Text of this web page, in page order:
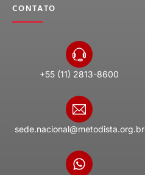
CONTATO
+55 (11) 2813-8600
sede.nacional@metodista.org.br